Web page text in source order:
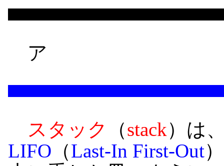
ア
スタック （stack）は
LIFO （Last-In First-Out